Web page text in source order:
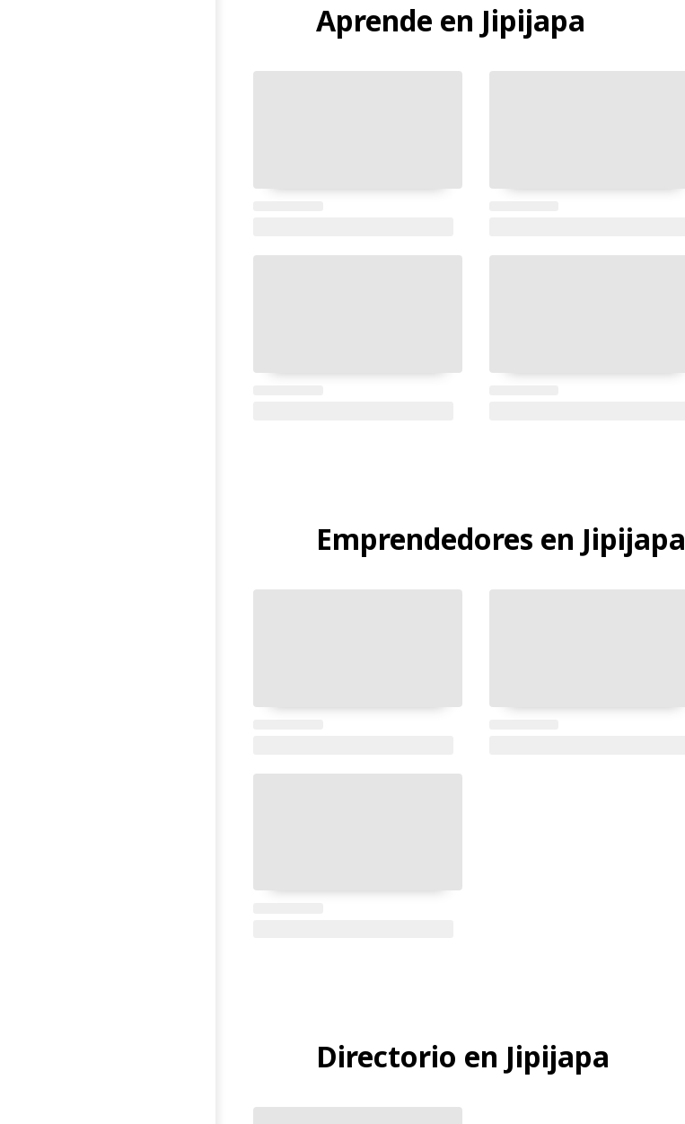
Aprende en Jipijapa
Emprendedores en Jipijapa
Directorio en Jipijapa